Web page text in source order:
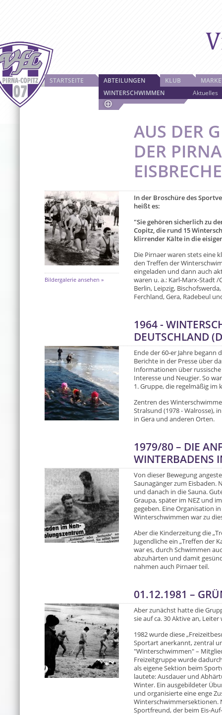
STARTSEITE
ABTEILUNGEN
WINTERSCHWIMMEN
Aktuelles
KLUB
AUS DER
DER
In der Broschüre des
heißt es:
"Sie gehören sicherlich zu
Copitz, die rund 15
klirrender Kälte in die
Die Pirnaer waren stets eine
den Treffen der
eingeladen und dann auch
waren u. a.: Karl-Marx-Stadt /
Berlin, Leipzig,
Ferchland, Gera, Radebeul
Bildergalerie ansehen »
1964 -
DEUTSCHLAND
Ende der 60-er Jahre
Berichte in der Presse über
Informationen über
Interesse und Neugier. So
1. Gruppe, die regelmäßig im
Zentren des
Stralsund (1978 - Walrosse),
in Gera und anderen Orten.
1979/80 – DIE
WINTERBADENS
Von dieser Bewegung
Saunagänger zum Eisbaden.
und danach in die Sauna.
Graupa, später im NEZ und
gegeben. Eine Organisation
Winterschwimmen war zu
Aber die Kinderzeitung die
Jugendliche ein „Treffen der
war es, durch Schwimmen
abzuhärten und damit
nahmen auch Pirnaer teil.
01.12.1981 –
Aber zunächst hatte die
sie auf ca. 30 Aktive an,
1982 wurde diese
Sportart anerkannt, zentral
"Winterschwimmen" –
Freizeitgruppe wurde
als eigene Sektion beim
lautete: Ausdauer und
Winter. Ein ausgebildeter
und organisierte eine enge
Winterschwimmersektionen.
Sportfreund, der beim Eis-